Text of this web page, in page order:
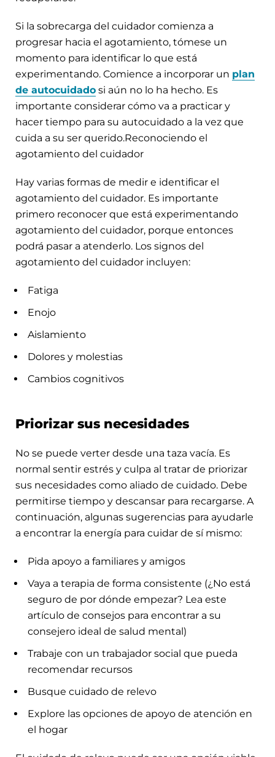
Si la sobrecarga del cuidador comienza a
progresar hacia el agotamiento, tómese un
momento para identificar lo que está
experimentando. Comience a incorporar un plan
de autocuidado si aún no lo ha hecho. Es
importante considerar cómo va a practicar y
hacer tiempo para su autocuidado a la vez que
cuida a su ser querido.Reconociendo el
agotamiento del cuidador
Hay varias formas de medir e identificar el
agotamiento del cuidador. Es importante
primero reconocer que está experimentando
agotamiento del cuidador, porque entonces
podrá pasar a atenderlo. Los signos del
agotamiento del cuidador incluyen:
Fatiga
Enojo
Aislamiento
Dolores y molestias
Cambios cognitivos
Priorizar sus necesidades
No se puede verter desde una taza vacía. Es
normal sentir estrés y culpa al tratar de priorizar
sus necesidades como aliado de cuidado. Debe
permitirse tiempo y descansar para recargarse. A
continuación, algunas sugerencias para ayudarle
a encontrar la energía para cuidar de sí mismo:
Pida apoyo a familiares y amigos
Vaya a terapia de forma consistente (¿No está
seguro de por dónde empezar? Lea este
artículo de consejos para encontrar a su
consejero ideal de salud mental)
Trabaje con un trabajador social que pueda
recomendar recursos
Busque cuidado de relevo
Explore las opciones de apoyo de atención en
el hogar